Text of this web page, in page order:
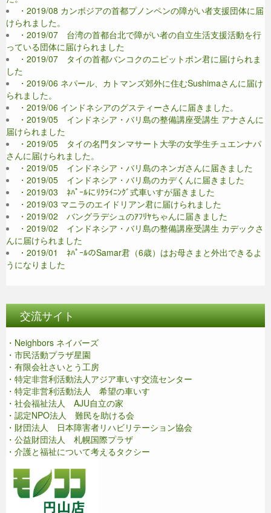
・2019/08 カンボジアの首都プノンペンの障がい者支援団体に届
けられました。
・2019/07 台湾の首都台北で障がい者の自立生活支援活動を行
っている団体に届けられました
・2019/07 タイの首都バンコクのニピットポン君に届けられま
した
・2019/06 ネパール、カトマンズ郊外に住むSushimaさんに届け
られました。
・2019/06 インドネシアのグスティーさんに届きました。
・2019/05 インドネシア・バリ島の整備講座受講生 アナさんに
届けられました
・2019/05 タイの名門タンマサート大学の女学生チュエンナパ
さんに届けられました。
・2019/05 インドネシア・バリ島のネンガさんに届きました
・2019/05 インドネシア・バリ島のカデくんに届きました
・2019/03 ﾈﾊﾟｰﾙにﾘｸﾗｲﾆﾝｸﾞ式車いすが届きました
・2019/03 マニラのエイドリアン君に届けられました
・2019/02 バングラデシュのｱﾌﾘﾔちゃんに届きました
・2019/02 インドネシア・バリ島の整備講座受講生 カデックさ
んに届けられました
・2019/01 ﾈﾊﾟｰﾙのSamar君（6歳）はお母さまと外出できるよ
うになりました
交流サイト
・Neighbors ネイバーズ
・市民活動プラザ星園
・有限会社さいとう工房
・特定非営利活動法人アジア車いす交流センター
・特定非営利活動法人 希望の車いす
・社会福祉法人 AJU自立の家
・認定NPO法人 難民を助ける会
・財団法人 日本障害者リハビリテーション協会
・公益財団法人 札幌国際プラザ
・介護と福祉について考えるタクシー